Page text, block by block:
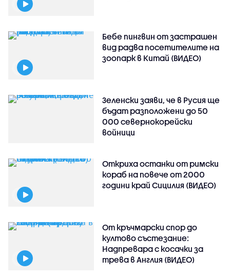
Бебе пингвин от застрашен
вид радва посетителите на
зоопарк в Китай (ВИДЕО)
Зеленски заяви, че в Русия ще
бъдат разположени до 50
000 севернокорейски
войници
Откриха останки от римски
кораб на повече от 2000
години край Сицилия (ВИДЕО)
От кръчмарски спор до
култово състезание:
Надпревара с косачки за
трева в Англия (ВИДЕО)